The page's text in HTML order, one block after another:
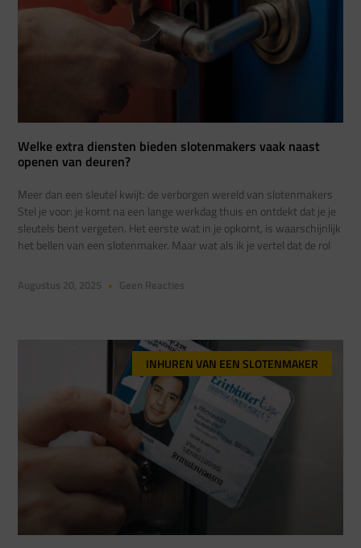
Welke extra diensten bieden slotenmakers vaak naast
openen van deuren?
Meer dan een sleutel kwijt: de verborgen wereld van slotenmakers
Stel je voor: je komt na een lange werkdag thuis en ontdekt dat je je
sleutels bent vergeten. Het eerste wat in je opkomt, is waarschijnlijk
het bellen van een slotenmaker. Maar wat als ik je vertel dat de rol
Augustus 20, 2025 Geen Reacties
INHUREN VAN EEN SLOTENMAKER